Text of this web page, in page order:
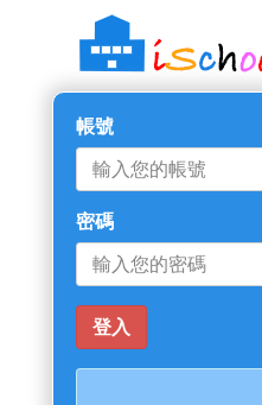
帳號
密碼